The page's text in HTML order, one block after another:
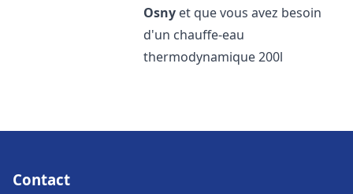
Osny et que vous avez besoin
d'un chauffe-eau
thermodynamique 200l
Contact